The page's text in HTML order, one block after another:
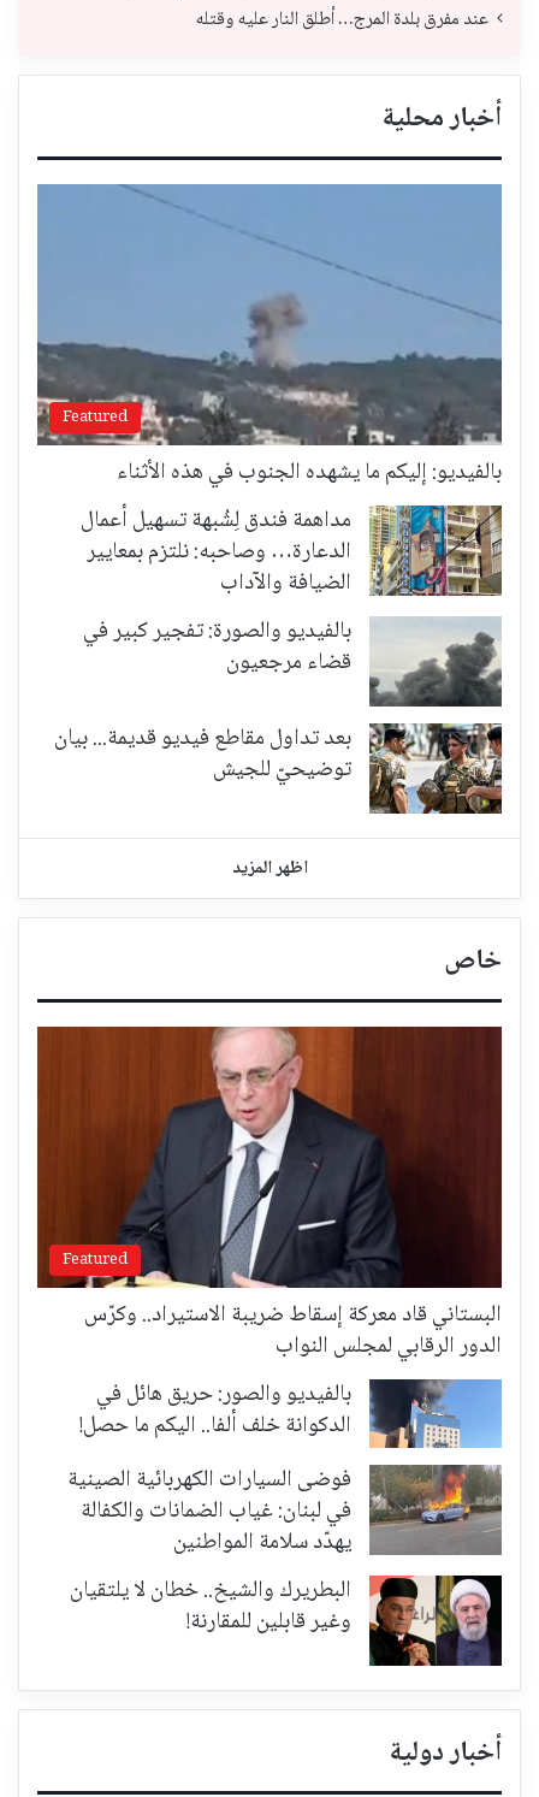
عند مفرق بلدة المرج… أطلق النار عليه وقتله
أخبار محلية
Featured
بالفيديو: إليكم ما يشهده الجنوب في هذه الأثناء
مداهمة فندق لِشُبهة تسهيل أعمال
الدعارة… وصاحبه: نلتزم بمعايير
الضيافة والآداب
بالفيديو والصورة: تفجير كبير في
قضاء مرجعيون
بعد تداول مقاطع فيديو قديمة... بيان
توضيحيّ للجيش
اظهر المزيد
خاص
Featured
البستاني قاد معركة إسقاط ضريبة الاستيراد.. وكرّس
الدور الرقابي لمجلس النواب
بالفيديو والصور: حريق هائل في
الدكوانة خلف ألفا.. اليكم ما حصل!
فوضى السيارات الكهربائية الصينية
في لبنان: غياب الضمانات والكفالة
يهدّد سلامة المواطنين
البطريرك والشيخ.. خطان لا يلتقيان
وغير قابلين للمقارنة!
أخبار دولية